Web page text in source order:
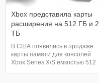
Xbox представила карты
расширения на 512 ГБ и 2
ТБ
В США появились в продаже
карты памяти для консолей
Xbox Series X/S ёмкостью 512